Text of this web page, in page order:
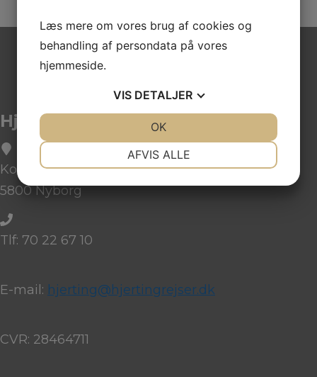
Hjerting Rejser
Kongegade 24 st. tv.
5800 Nyborg
Tlf: 70 22 67 10
E-mail: hjerting@hjertingrejser.dk
CVR: 28464711
Læs mere om vores brug af cookies og
behandling af persondata på vores
hjemmeside.
VIS DETALJER
MARKETING
AFVIS ALLE
OK